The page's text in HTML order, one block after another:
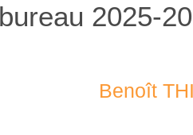
2025-
Benoît